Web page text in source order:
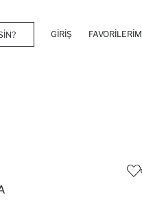
GIRIŞ FAVORILERIM